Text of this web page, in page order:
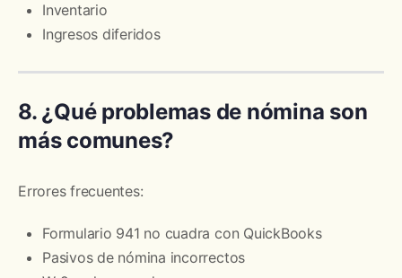
Inventario
Ingresos diferidos
8. ¿Qué problemas de nómina son
más comunes?
Errores frecuentes:
Formulario 941 no cuadra con QuickBooks
Pasivos de nómina incorrectos